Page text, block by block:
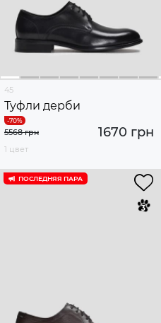
45
Туфли дерби
1670 грн
5568 грн
1 цвет
ПОСЛЕДНЯЯ ПАРА